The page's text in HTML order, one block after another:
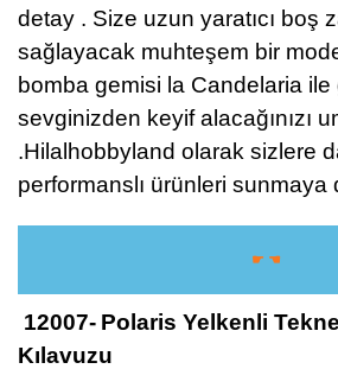
detay . Size uzun yaratıcı boş
sağlayacak muhteşem bir
bomba gemisi la Candelaria
sevginizden keyif alacağınızı
.Hilalhobbyland olarak sizlere
performanslı ürünleri
☛ ☚
12007- Polaris Yelkenli
Kılavuzu